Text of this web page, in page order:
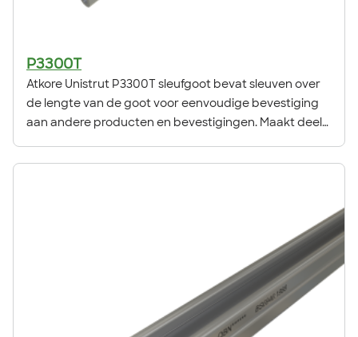
P3300T
Atkore Unistrut P3300T sleufgoot bevat sleuven over
de lengte van de goot voor eenvoudige bevestiging
aan andere producten en bevestigingen. Maakt deel
dat 100% herbruikbaar is dankzij de flexibiliteit,